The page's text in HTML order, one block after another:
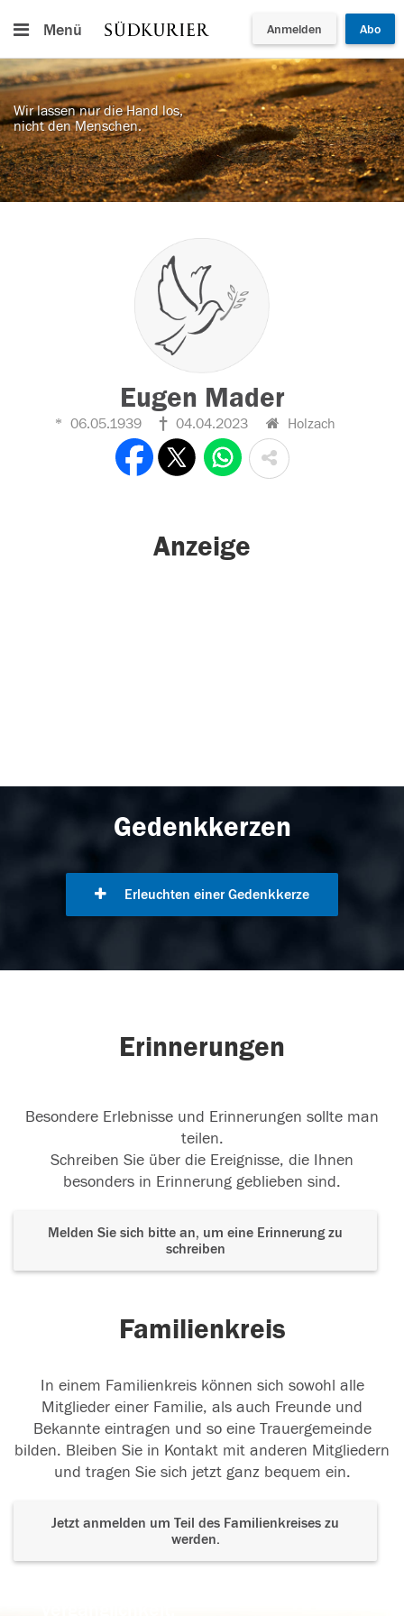
Menü Anmelden Abo
Wir lassen nur die Hand los,
nicht den Menschen.
Eugen Mader
06.05.1939 04.04.2023 Holzach
Anzeige
Gedenkkerzen
Erleuchten einer Gedenkkerze
Erinnerungen
Besondere Erlebnisse und Erinnerungen sollte man
teilen.
Schreiben Sie über die Ereignisse, die Ihnen
besonders in Erinnerung geblieben sind.
Melden Sie sich bitte an, um eine Erinnerung zu
schreiben
Familienkreis
In einem Familienkreis können sich sowohl alle
Mitglieder einer Familie, als auch Freunde und
Bekannte eintragen und so eine Trauergemeinde
bilden. Bleiben Sie in Kontakt mit anderen Mitgliedern
und tragen Sie sich jetzt ganz bequem ein.
Jetzt anmelden um Teil des Familienkreises zu
werden.